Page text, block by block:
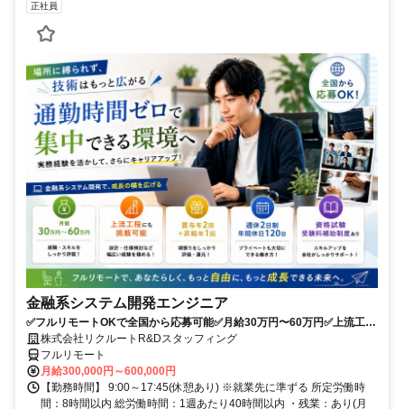
正社員
金融系システム開発エンジニア
✅フルリモートOKで全国から応募可能✅月給30万円〜60万円✅上流工程
にも挑戦可能✅夏季・年末年始休暇あり✅週休2日制、年間休日120日
株式会社リクルートR&Dスタッフィング
フルリモート
月給300,000円～600,000円
【勤務時間】 9:00～17:45(休憩あり) ※就業先に準ずる 所定労働時
間：8時間以内 総労働時間：1週あたり40時間以内 ・残業：あり(月